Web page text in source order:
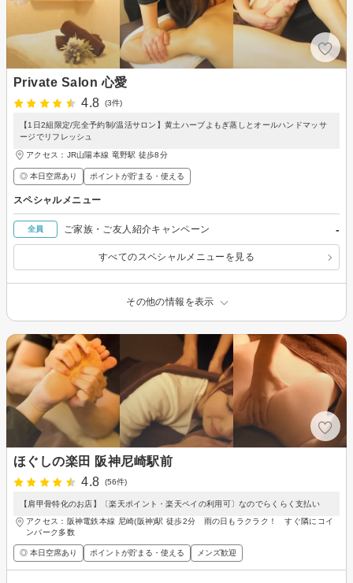
Private Salon 心愛
4.8
(3件)
【1日2組限定/完全予約制/温活サロン】黄土ハーブよもぎ蒸しとオールハンドマッサ
ージでリフレッシュ
アクセス：JR山陽本線 竜野駅 徒歩8分
◎ 本日空席あり ポイントが貯まる・使える
スペシャルメニュー
全員 ご家族・ご友人紹介キャンペーン -
すべてのスペシャルメニューを見る
その他の情報を表示
ほぐしの楽田 阪神尼崎駅前
4.8
(56件)
【肩甲骨特化のお店】〔楽天ポイント・楽天ペイの利用可〕なのでらくらく支払い
アクセス：阪神電鉄本線 尼崎(阪神)駅 徒歩2分 雨の日もラクラク！ すぐ隣にコイ
ンパーク多数
◎ 本日空席あり ポイントが貯まる・使える メンズ歓迎